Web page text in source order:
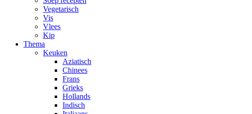
Vegetarisch
Vis
Vlees
Kip
Thema
Keuken
Aziatisch
Chinees
Frans
Grieks
Hollands
Indisch